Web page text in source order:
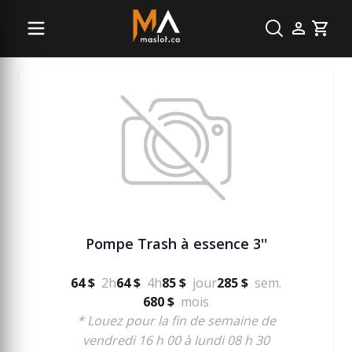
Cart
Pompe à eau
Pompe Trash à essence 3''
64 $ 2h64 $ 4h85 $ jour285 $ sem.
680 $ mois
* Louez pour la fin de semaine de
vendredi 16 h 00 à lundi 08 h 30